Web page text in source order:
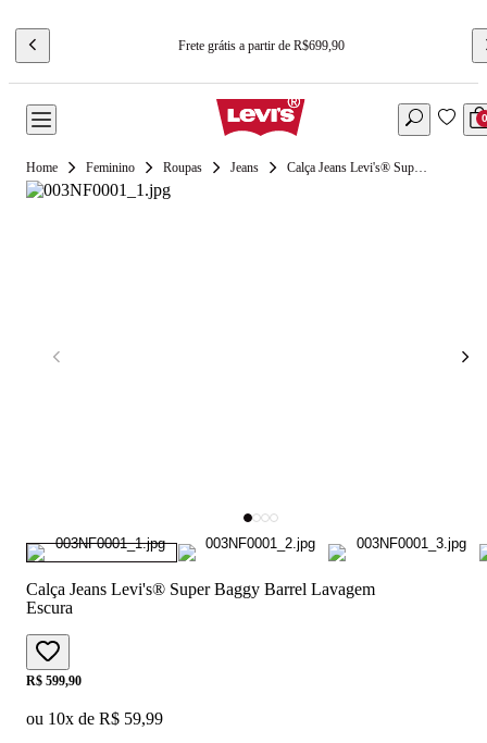
Frete grátis a partir de R$699,90
0
Feminino Roupas Jeans Calça Jeans Levi's® Super Baggy Barrel Lavagem Escura
Calça Jeans Levi's® Super Baggy Barrel Lavagem
Escura
Price:
R$ 599,90
ou 10x de R$ 59,99